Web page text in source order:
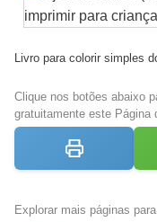
Livro para colorir simples
Clique nos botões abaixo
gratuitamente este Página
Explorar mais páginas